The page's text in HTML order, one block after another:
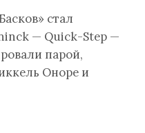
стал
— Quick-Step —
парой,
Оноре и